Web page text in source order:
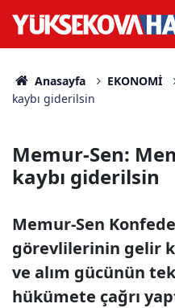
Anasayfa EKONOMİ
kaybı giderilsin
Memur-Sen:
kaybı giderilsin
Memur-Sen
görevlilerinin gelir
ve alım gücünün
hükümete çağrı